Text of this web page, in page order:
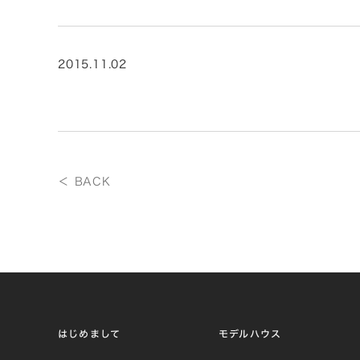
2015.11.02
＜ BACK
はじめまして モデルハウス